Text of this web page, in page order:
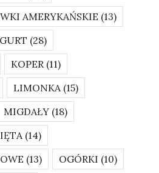
AMERYKAŃSKIE (13)
(28)
KOPER (11)
LIMONKA(15)
MIGDAŁY (18)
(14)
(13) OGÓRKI (10)